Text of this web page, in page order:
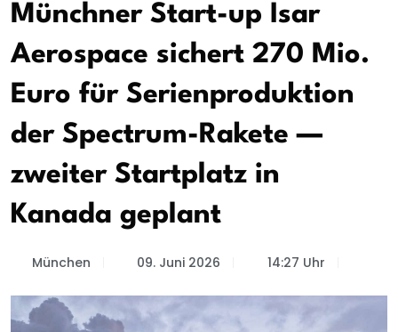
Münchner Start-up Isar
Aerospace sichert 270 Mio.
Euro für Serienproduktion
der Spectrum-Rakete —
zweiter Startplatz in
Kanada geplant
München 09. Juni 2026 14:27 Uhr